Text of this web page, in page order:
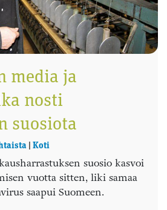
media ja
nosti
suosiota
Koti
suosio kasvoi
vuotta sitten, liki samaa
saapui Suomeen.